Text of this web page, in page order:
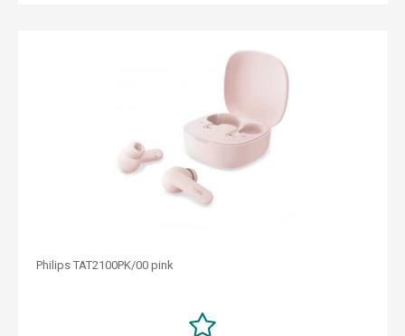
Philips TAT2100PK/00 pink